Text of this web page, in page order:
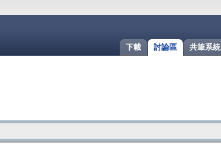
共筆系統
討論區
下載